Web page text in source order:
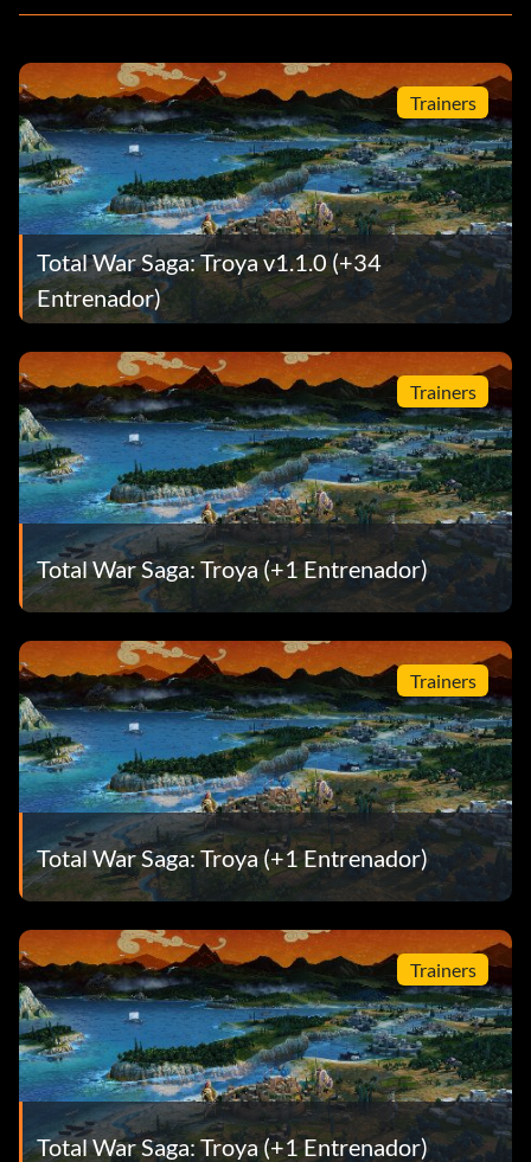
Trainers
Total War Saga: Troya v1.1.0 (+34
Entrenador)
Trainers
Total War Saga: Troya (+1 Entrenador)
Trainers
Total War Saga: Troya (+1 Entrenador)
Trainers
Total War Saga: Troya (+1 Entrenador)